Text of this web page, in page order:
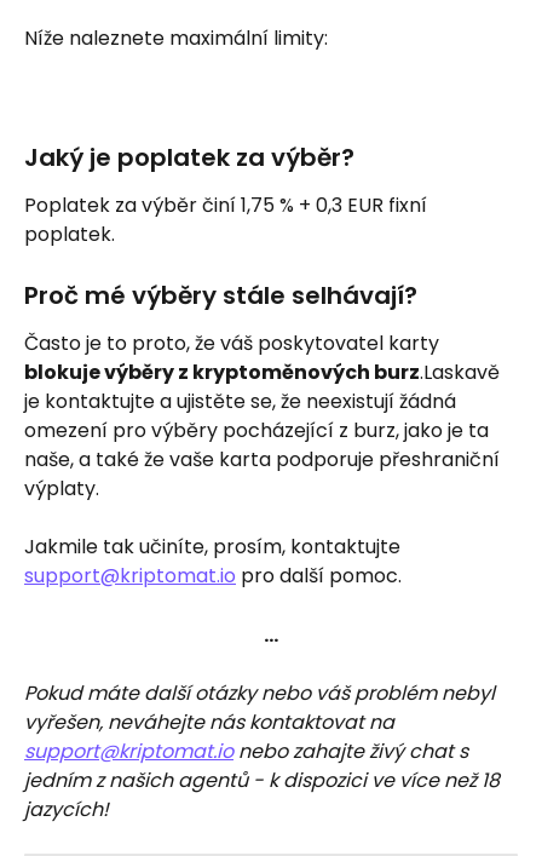
Níže naleznete maximální limity:
Jaký je poplatek za výběr?
Poplatek za výběr činí 1,75 % + 0,3 EUR fixní
poplatek.
Proč mé výběry stále selhávají?
Často je to proto, že váš poskytovatel karty
blokuje výběry z kryptoměnových burz.Laskavě
je kontaktujte a ujistěte se, že neexistují žádná
omezení pro výběry pocházející z burz, jako je ta
naše, a také že vaše karta podporuje přeshraniční
výplaty.
Jakmile tak učiníte, prosím, kontaktujte
support@kriptomat.io pro další pomoc.
…
Pokud máte další otázky nebo váš problém nebyl
vyřešen, neváhejte nás kontaktovat na
support@kriptomat.io nebo zahajte živý chat s
jedním z našich agentů - k dispozici ve více než 18
jazycích!